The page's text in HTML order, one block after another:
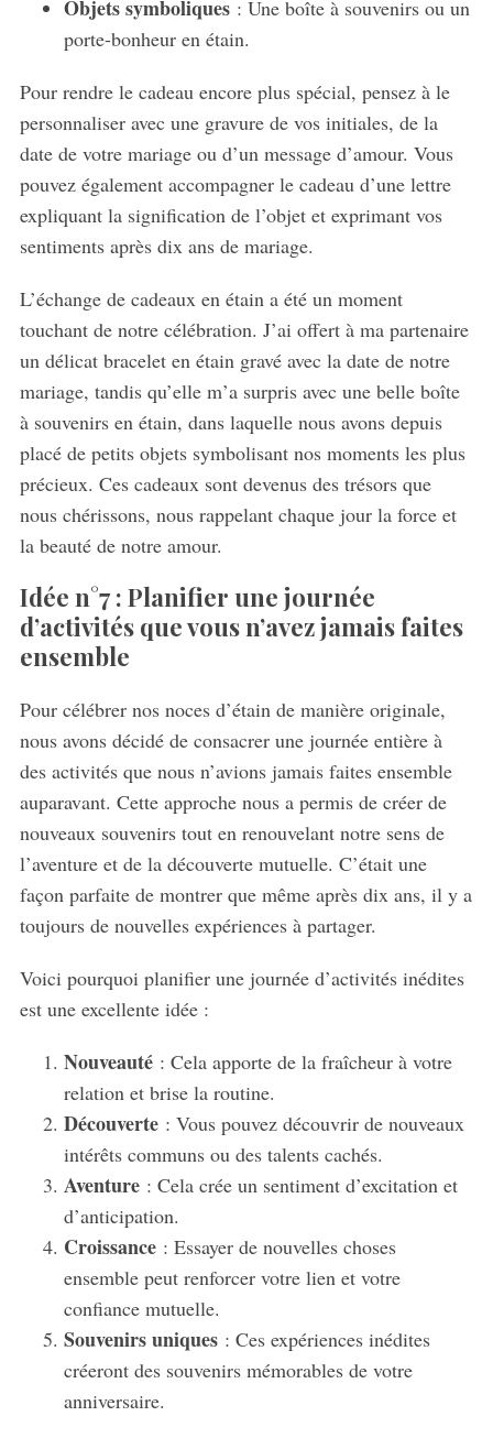
Objets symboliques: Une boîte à souvenirs ou un
porte-bonheur en étain.
Pour rendre le cadeau encore plus spécial, pensez à le
personnaliser avec une gravure de vos initiales, de la
date de votre mariage ou d’un message d’amour. Vous
pouvez également accompagner le cadeau d’une lettre
expliquant la signification de l’objet et exprimant vos
sentiments après dix ans de mariage.
L’échange de cadeaux en étain a été un moment
touchant de notre célébration. J’ai offert à ma partenaire
un délicat bracelet en étain gravé avec la date de notre
mariage, tandis qu’elle m’a surpris avec une belle boîte
à souvenirs en étain, dans laquelle nous avons depuis
placé de petits objets symbolisant nos moments les plus
précieux. Ces cadeaux sont devenus des trésors que
nous chérissons, nous rappelant chaque jour la force et
la beauté de notre amour.
Idée n°7 : Planifier une journée
d’activités que vous n’avez jamais faites
ensemble
Pour célébrer nos noces d’étain de manière originale,
nous avons décidé de consacrer une journée entière à
des activités que nous n’avions jamais faites ensemble
auparavant. Cette approche nous a permis de créer de
nouveaux souvenirs tout en renouvelant notre sens de
l’aventure et de la découverte mutuelle. C’était une
façon parfaite de montrer que même après dix ans, il y a
toujours de nouvelles expériences à partager.
Voici pourquoi planifier une journée d’activités inédites
est une excellente idée :
Nouveauté: Cela apporte de la fraîcheur à votre
relation et brise la routine.
Découverte: Vous pouvez découvrir de nouveaux
intérêts communs ou des talents cachés.
Aventure: Cela crée un sentiment d’excitation et
d’anticipation.
Croissance: Essayer de nouvelles choses
ensemble peut renforcer votre lien et votre
confiance mutuelle.
Souvenirs uniques: Ces expériences inédites
créeront des souvenirs mémorables de votre
anniversaire.